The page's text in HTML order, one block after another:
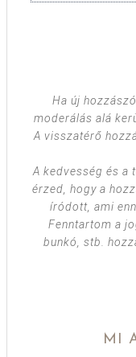
Ha új
moderálás alá
A visszatérő
A kedvesség és a
érzed, hogy a
íródott, ami
Fenntartom a
bunkó, stb.
MI